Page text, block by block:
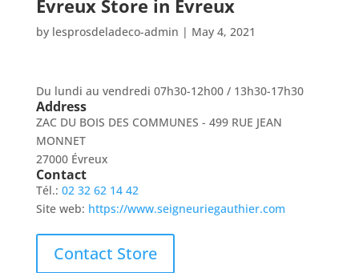
Évreux Store in Évreux
by lesprosdeladeco-admin | May 4, 2021
Du lundi au vendredi 07h30-12h00 / 13h30-17h30
Address
ZAC DU BOIS DES COMMUNES - 499 RUE JEAN
MONNET
27000 Évreux
Contact
Tél.: 02 32 62 14 42
Site web: https://www.seigneuriegauthier.com
Contact Store